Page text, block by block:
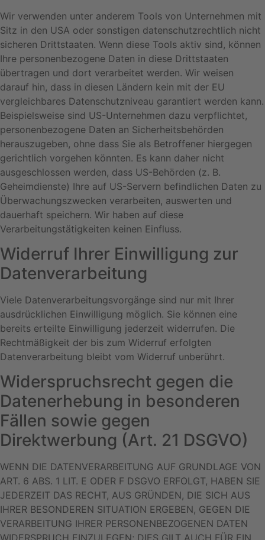
Wir verwenden unter anderem Tools von Unternehmen mit
Sitz in den USA oder sonstigen datenschutzrechtlich nicht
sicheren Drittstaaten. Wenn diese Tools aktiv sind, können
Ihre personenbezogene Daten in diese Drittstaaten
übertragen und dort verarbeitet werden. Wir weisen
darauf hin, dass in diesen Ländern kein mit der EU
vergleichbares Datenschutzniveau garantiert werden kann.
Beispielsweise sind US-Unternehmen dazu verpflichtet,
personenbezogene Daten an Sicherheitsbehörden
herauszugeben, ohne dass Sie als Betroffener hiergegen
gerichtlich vorgehen könnten. Es kann daher nicht
ausgeschlossen werden, dass US-Behörden (z. B.
Geheimdienste) Ihre auf US-Servern befindlichen Daten zu
Überwachungszwecken verarbeiten, auswerten und
dauerhaft speichern. Wir haben auf diese
Verarbeitungstätigkeiten keinen Einfluss.
Widerruf Ihrer Einwilligung zur
Datenverarbeitung
Viele Datenverarbeitungsvorgänge sind nur mit Ihrer
ausdrücklichen Einwilligung möglich. Sie können eine
bereits erteilte Einwilligung jederzeit widerrufen. Die
Rechtmäßigkeit der bis zum Widerruf erfolgten
Datenverarbeitung bleibt vom Widerruf unberührt.
Widerspruchsrecht gegen die
Datenerhebung in besonderen
Fällen sowie gegen
Direktwerbung (Art. 21 DSGVO)
WENN DIE DATENVERARBEITUNG AUF GRUNDLAGE VON
ART. 6 ABS. 1 LIT. E ODER F DSGVO ERFOLGT, HABEN SIE
JEDERZEIT DAS RECHT, AUS GRÜNDEN, DIE SICH AUS
IHRER BESONDEREN SITUATION ERGEBEN, GEGEN DIE
VERARBEITUNG IHRER PERSONENBEZOGENEN DATEN